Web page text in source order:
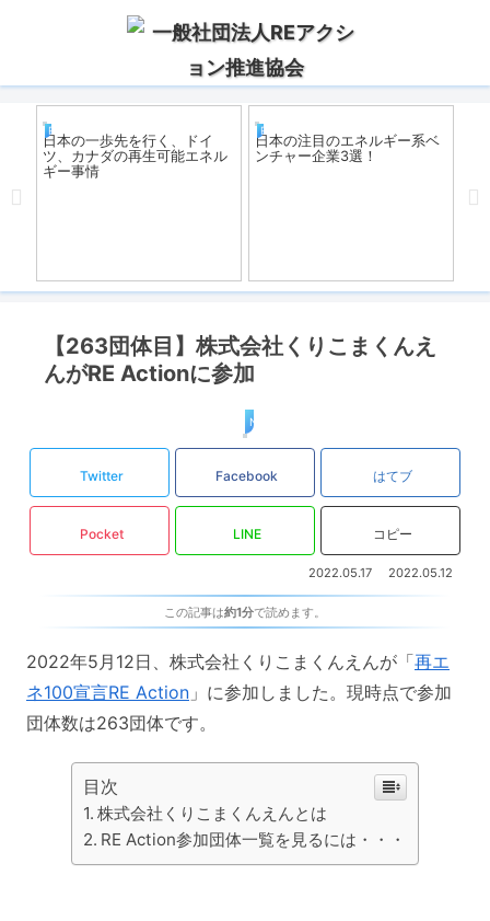
REアクション
日本の一歩先を行く、ドイ
ツ、カナダの再生可能エネル
ギー事情
REアクション
日本の注目のエネルギー系ベ
ンチャー企業3選！
【263団体目】株式会社くりこまくんえ
んがRE Actionに参加
News
Twitter Facebook はてブ
Pocket LINE コピー
2022.05.17 2022.05.12
この記事は約1分で読めます。
2022年5月12日、株式会社くりこまくんえんが「再エ
ネ100宣言RE Action 」に参加しました。現時点で参加
団体数は263団体です。
目次
株式会社くりこまくんえんとは
RE Action参加団体一覧を見るには・・・